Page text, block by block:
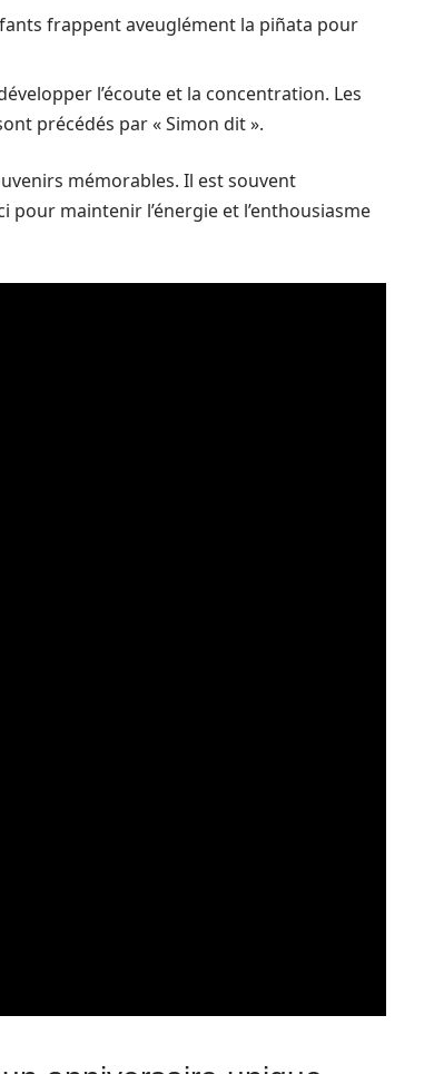
frappent aveuglément la piñata pour
l’écoute et la concentration. Les
précédés par « Simon dit ».
mémorables. Il est souvent
maintenir l’énergie et l’enthousiasme